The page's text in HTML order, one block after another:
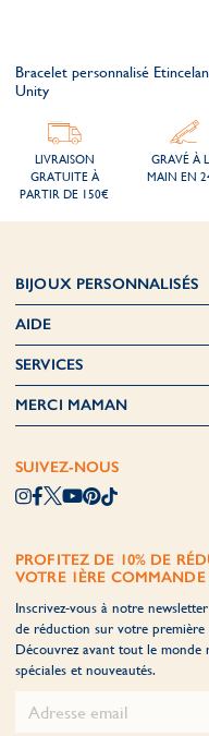
Bracelet personnalisé
Unity
LIVRAISON
GRATUITE À
PARTIR DE 150€
GRAVÉ À
MAIN EN
BIJOUX PERSONNALISÉS
AIDE
SERVICES
MERCI MAMAN
SUIVEZ-NOUS
PROFITEZ DE 10% DE
VOTRE 1ÈRE COMMANDE
Inscrivez-vous à notre
de réduction sur votre première
Découvrez avant tout le monde
spéciales et nouveautés.